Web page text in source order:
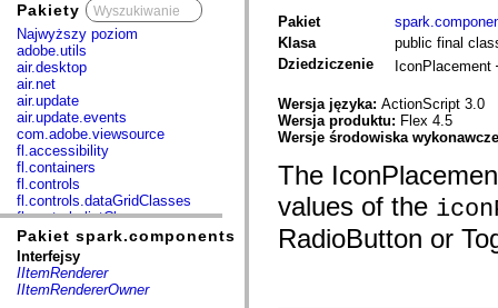
Pakiety
Najwyższy poziom
adobe.utils
air.desktop
air.net
air.update
air.update.events
com.adobe.viewsource
fl.accessibility
fl.containers
fl.controls
fl.controls.dataGridClasses
fl.controls.listClasses
fl.controls.progressBarClasses
fl.core
fl.data
fl.display
Pakiet spark.components
Interfejsy
IItemRenderer
IItemRendererOwner
Pakiet
Klasa
public final
Dziedziczenie
IconPlacement
Wersja języka: ActionScript 3.0
Wersja produktu: Flex 4.5
Wersje środowiska
The
values of the
RadioButton or